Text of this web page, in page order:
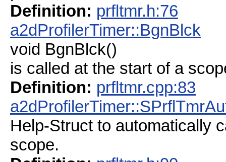
Definition: prfltmr.h:76
a2dProfilerTimer::BgnBlck
void BgnBlck()
is called at the start of a
Definition: prfltmr.cpp:83
Help-Struct to automatically
scope.